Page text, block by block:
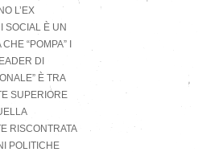
L’EX
SOCIAL È UN
“POMPA” I
DI
È TRA
SUPERIORE
RISCONTRATA
POLITICHE